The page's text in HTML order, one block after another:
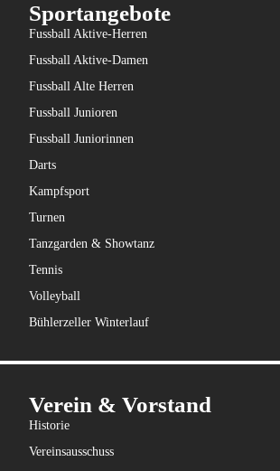
Sportangebote
Fussball Aktive-Herren
Fussball Aktive-Damen
Fussball Alte Herren
Fussball Junioren
Fussball Juniorinnen
Darts
Kampfsport
Turnen
Tanzgarden & Showtanz
Tennis
Volleyball
Bühlerzeller Winterlauf
Verein & Vorstand
Historie
Vereinsausschuss